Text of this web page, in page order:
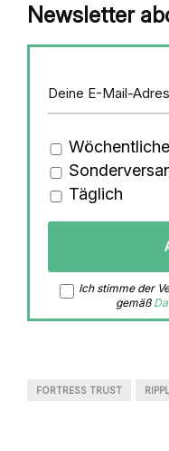
Newsletter
Täglich
Ich stimme der
gemäß
FORTRESS TRUST